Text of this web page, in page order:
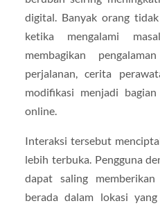
digital. Banyak orang
ketika mengalami
membagikan
perjalanan, cerita
modifikasi menjadi
online.
Interaksi tersebut
lebih terbuka. Pengguna
dapat saling
berada dalam lokasi